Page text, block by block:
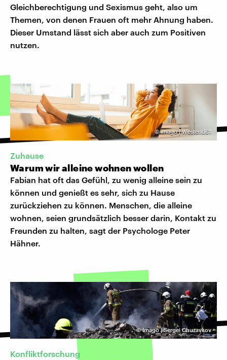
Gleichberechtigung und Sexismus geht, also um
Themen, von denen Frauen oft mehr Ahnung haben.
Dieser Umstand lässt sich aber auch zum Positiven
nutzen.
©imago | Westend61
Zuhause
Warum wir alleine wohnen wollen
Fabian hat oft das Gefühl, zu wenig alleine sein zu
können und genießt es sehr, sich zu Hause
zurückziehen zu können. Menschen, die alleine
wohnen, seien grundsätzlich besser darin, Kontakt zu
Freunden zu halten, sagt der Psychologe Peter
Hähner.
©Imago | Sergei Chuzavkov
Konfliktforschung